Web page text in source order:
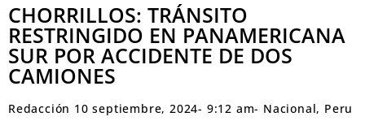
CHORRILLOS: TRÁNSITO
RESTRINGIDO EN PANAMERICANA
SUR POR ACCIDENTE DE DOS
CAMIONES
Redacción 10 septiembre, 2024- 9:12 am- Nacional, Peru